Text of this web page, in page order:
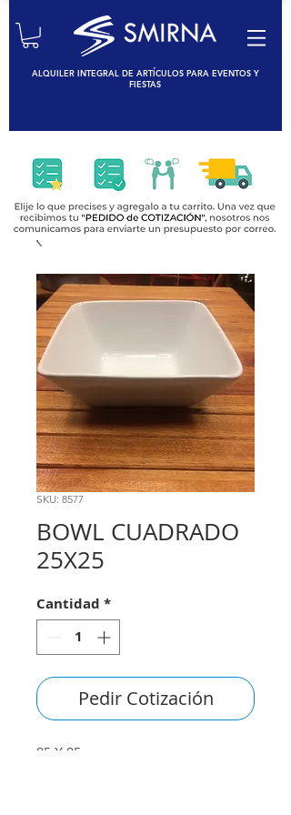
ALQUILER INTEGRAL DE ARTÍCULOS PARA EVENTOS Y
FIESTAS
SKU: 8577
BOWL CUADRADO
25X25
Cantidad *
Pedir Cotización
25 X 25